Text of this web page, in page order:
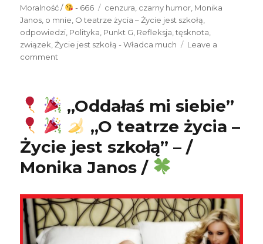
on
Moralność /
- 666 Tags
cenzura czarny humor Monika
Janos o mnie O teatrze życia – Życie jest szkołą
odpowiedzi Polityka Punkt G Refleksja ,tęsknota
związek ,Życie jest szkołą - Władca much
Leave a
comment
nadzieję
odebrali
mi”
/
„O
–
Życie
jest
„Oddałaś mi siebie”
„O teatrze życia –
Życie jest szkołą” – /
Monika Janos /